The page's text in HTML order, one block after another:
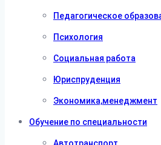
Педагогическое
Психология
Социальная работа
Юриспруденция
Экономика,менеджмент
Обучение по специальности